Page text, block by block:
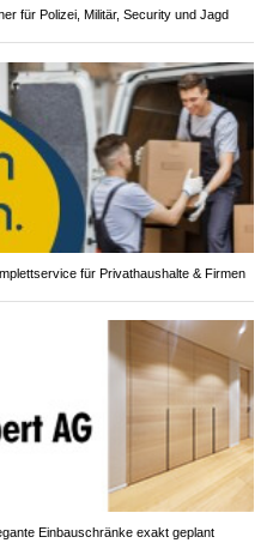
für Polizei, Militär, Security und Jagd
für Privathaushalte & Firmen
Einbauschränke exakt geplant